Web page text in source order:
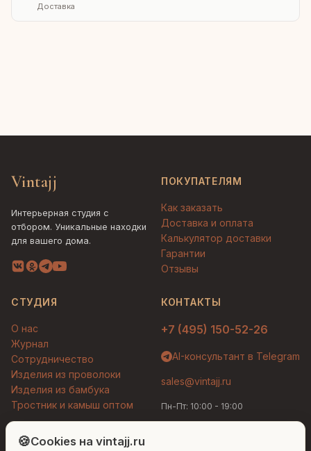
Доставка
Vintajj
Интерьерная студия с
отбором. Уникальные находки
для вашего дома.
ПОКУПАТЕЛЯМ
Как заказать
Доставка и оплата
Калькулятор доставки
Гарантии
Отзывы
СТУДИЯ
О нас
Журнал
Сотрудничество
Изделия из проволоки
Изделия из бамбука
Тростник и камыш оптом
КОНТАКТЫ
+7 (495) 150-52-26
AI-консультант в Telegram
sales@vintajj.ru
Пн-Пт: 10:00 - 19:00
🍪Cookies на vintajj.ru
Людмила